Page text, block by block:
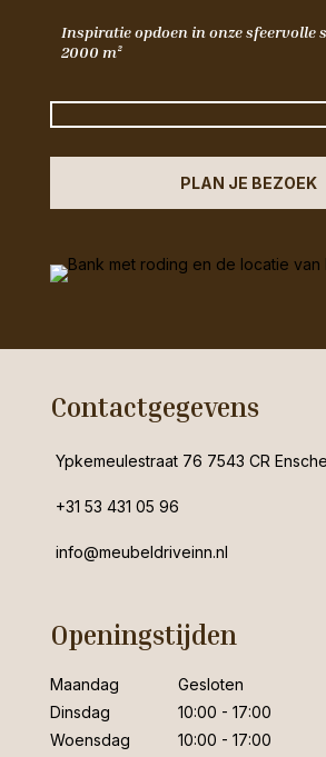
Inspiratie opdoen in onze sfeervolle
2000 m²
PLAN JE BEZOEK
Contactgegevens
Ypkemeulestraat 76 7543 CR
+31 53 431 05 96
info@meubeldriveinn.nl
Openingstijden
Maandag
Gesloten
Dinsdag
10:00 - 17:00
Woensdag
10:00 - 17:00